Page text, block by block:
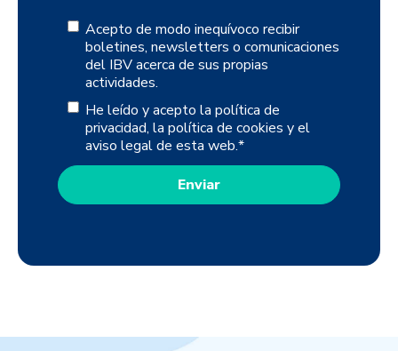
Acepto de modo inequívoco recibir
boletines, newsletters o comunicaciones
del IBV acerca de sus propias
actividades.
He leído y acepto la política de
privacidad, la política de cookies y el
aviso legal de esta web.*